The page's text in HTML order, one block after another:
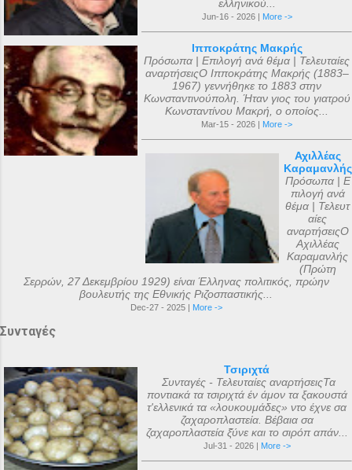
ελληνικού...
Jun-16 - 2026 | More ->
Ιπποκράτης Μακρής
Πρόσωπα | Επιλογή ανά θέμα | Τελευταίες
αναρτήσειςΟ Ιπποκράτης Μακρής (1883–
1967) γεννήθηκε το 1883 στην
Κωνσταντινούπολη. Ήταν γιος του γιατρού
Κωνσταντίνου Μακρή, ο οποίος...
Mar-15 - 2026 | More ->
Αχιλλέας
Καραμανλής
Πρόσωπα | Ε
πιλογή ανά
θέμα | Τελευτ
αίες
αναρτήσειςΟ
Αχιλλέας
Καραμανλής
(Πρώτη
Σερρών, 27 Δεκεμβρίου 1929) είναι Έλληνας πολιτικός, πρώην
βουλευτής της Εθνικής Ριζοσπαστικής...
Dec-27 - 2025 | More ->
Συνταγές
Τσιριχτά
Συνταγές - Τελευταίες αναρτήσειςΤα
ποντιακά τα τσιριχτά έν άμον τα ξακουστά
τ'ελλενικά τα «λουκουμάδες» ντο έχνε σα
ζαχαροπλαστεία. Βέβαια σα
ζαχαροπλαστεία ξ̌ύνε και το σιρόπ απάν...
Jul-31 - 2026 | More ->